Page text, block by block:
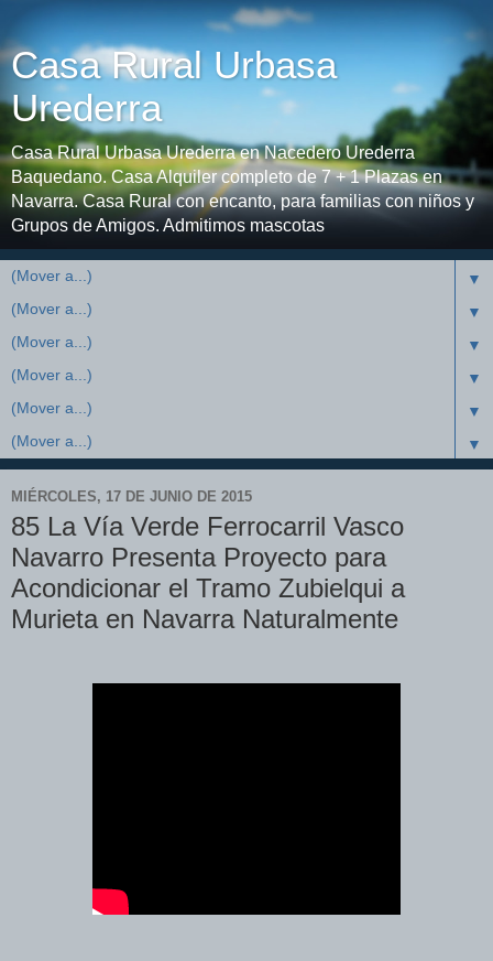
Casa Rural Urbasa
Urederra
Casa Rural Urbasa Urederra en Nacedero Urederra
Baquedano. Casa Alquiler completo de 7 + 1 Plazas en
Navarra. Casa Rural con encanto, para familias con niños y
Grupos de Amigos. Admitimos mascotas
▼
▼
▼
▼
▼
▼
MIÉRCOLES, 17 DE JUNIO DE 2015
85 La Vía Verde Ferrocarril Vasco
Navarro Presenta Proyecto para
Acondicionar el Tramo Zubielqui a
Murieta en Navarra Naturalmente